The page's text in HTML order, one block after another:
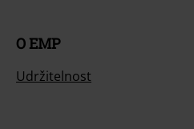
O EMP
Udržitelnost